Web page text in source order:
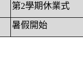
第2學期休業式
暑假開始